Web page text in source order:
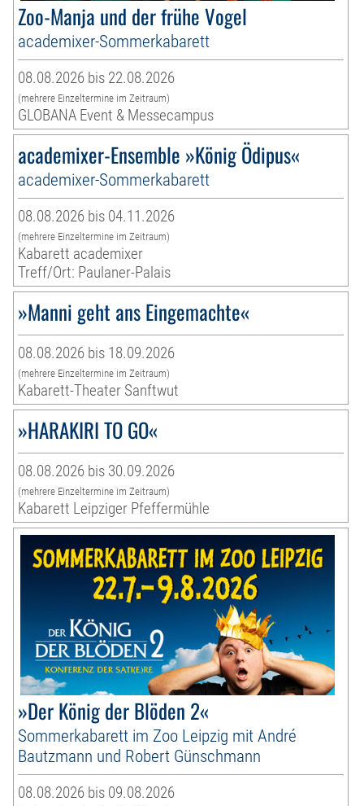
Zoo-Manja und der frühe Vogel
academixer-Sommerkabarett
08.08.2026 bis 22.08.2026
(mehrere Einzeltermine im Zeitraum)
GLOBANA Event & Messecampus
academixer-Ensemble »König Ödipus«
academixer-Sommerkabarett
08.08.2026 bis 04.11.2026
(mehrere Einzeltermine im Zeitraum)
Kabarett academixer
Treff/Ort: Paulaner-Palais
»Manni geht ans Eingemachte«
08.08.2026 bis 18.09.2026
(mehrere Einzeltermine im Zeitraum)
Kabarett-Theater Sanftwut
»HARAKIRI TO GO«
08.08.2026 bis 30.09.2026
(mehrere Einzeltermine im Zeitraum)
Kabarett Leipziger Pfeffermühle
»Der König der Blöden 2«
Sommerkabarett im Zoo Leipzig mit André
Bautzmann und Robert Günschmann
08.08.2026 bis 09.08.2026